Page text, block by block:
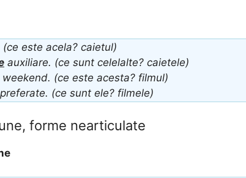
(ce este acela? caietul)
auxiliare. (ce sunt celelalte? caietele)
(ce este acesta? filmul)
(ce sunt ele? filmele)
forme nearticulate